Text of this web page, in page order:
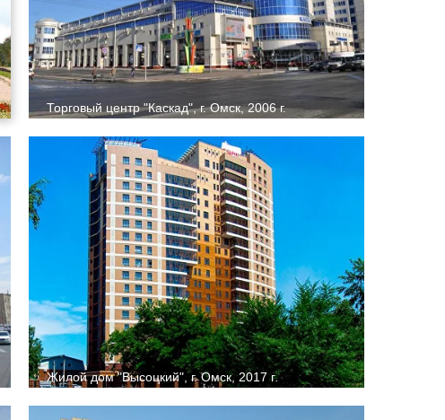
Торговый центр "Каскад", г. Омск, 2006 г.
Жилой дом "Высоцкий", г. Омск, 2017 г.